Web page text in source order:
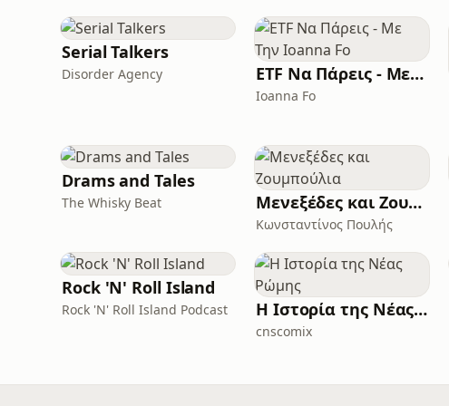
Serial Talkers
Disorder Agency ETF Να Πάρεις - Με Την Ioanna Fo
Ioanna Fo
Drams and Tales
The Whisky Beat Μενεξέδες και Ζουμπούλια
Κωνσταντίνος Πουλής
Rock 'N' Roll Island
Rock 'N' Roll Island Podcast Η Ιστορία της Νέας Ρώμης
cnscomix